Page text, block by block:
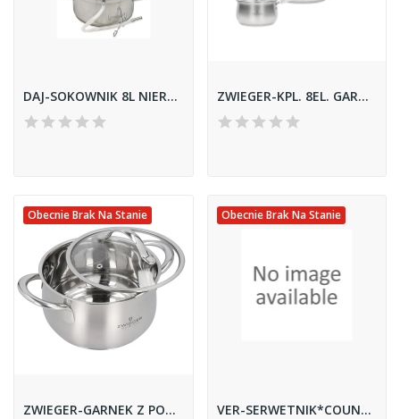
DAJ-SOKOWNIK 8L NIERDZEWNY ZWIEGER-KPL. 8EL. GARNKÓW *PRACTI PLUS*
Obecnie Brak Na Stanie
ZWIEGER-GARNEK Z POKRYWĄ *PRACTI PLUS* 18CM
Obecnie Brak Na Stanie
VER-SERWETNIK*COUNTRY* 03409